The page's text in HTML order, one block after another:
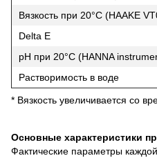
Вязкость при 20°С (HAAKE
Delta E
pH при 20°С (HANNA
Растворимость в воде
* Вязкость увеличивается со
Основные характеристики
Фактические параметры